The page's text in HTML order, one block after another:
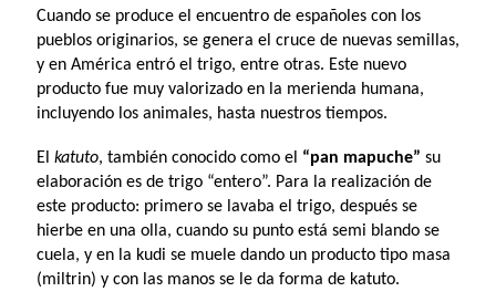
Cuando se produce el encuentro de españoles con los
pueblos originarios, se genera el cruce de nuevas semillas,
y en América entró el trigo, entre otras. Este nuevo
producto fue muy valorizado en la merienda humana,
incluyendo los animales, hasta nuestros tiempos.
El katuto, también conocido como el “pan mapuche” su
elaboración es de trigo “entero”. Para la realización de
este producto: primero se lavaba el trigo, después se
hierbe en una olla, cuando su punto está semi blando se
cuela, y en la kudi se muele dando un producto tipo masa
(miltrin) y con las manos se le da forma de katuto.